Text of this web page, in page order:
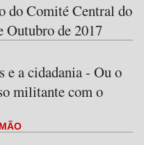
do Comité Central do
Outubro de 2017
e a cidadania - Ou o
militante com o